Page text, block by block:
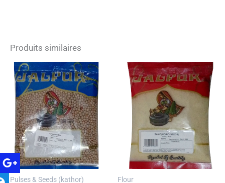
Produits similaires
Pulses & Seeds (kathor) Flour